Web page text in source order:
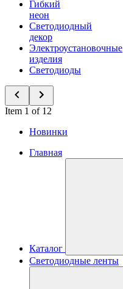
Гибкий
неон
Светодиодный
декор
Электроустановочные
изделия
Светодиоды
Item 1 of 12
Новинки
Главная
Каталог
Светодиодные ленты